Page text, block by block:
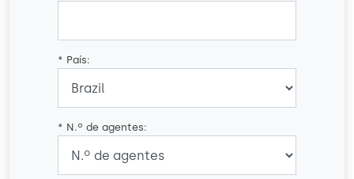
* País:
* N.º de agentes: